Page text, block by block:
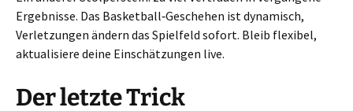
Ergebnisse. Das Basketball‑Geschehen ist dynamisch,
Verletzungen ändern das Spielfeld sofort. Bleib flexibel,
aktualisiere deine Einschätzungen live.
Der letzte Trick